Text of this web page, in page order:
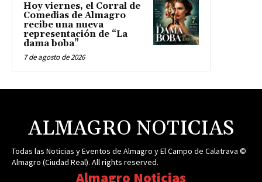
Hoy viernes, el Corral de
Comedias de Almagro
recibe una nueva
representación de “La
dama boba”
7 de agosto de 2026
ALMAGRO NOTICIAS
Todas las Noticias y Eventos de Almagro y El Campo de Calatrava ©
Almagro (Ciudad Real). All rights reserved.
Almagro Noticias